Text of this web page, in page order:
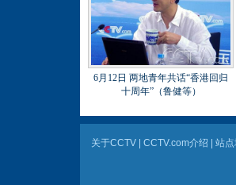
6月12日 两地青年共话“香港回归
十周年”（鲁健等）
关于CCTV| CCTV.com介绍 站点